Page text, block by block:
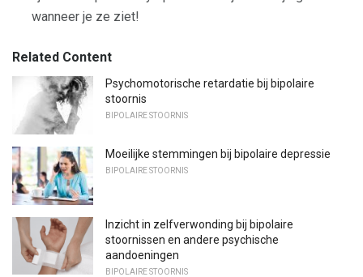
wanneer je ze ziet!
Related Content
Psychomotorische retardatie bij bipolaire
stoornis
BIPOLAIRE STOORNIS
Moeilijke stemmingen bij bipolaire depressie
BIPOLAIRE STOORNIS
Inzicht in zelfverwonding bij bipolaire
stoornissen en andere psychische
aandoeningen
BIPOLAIRE STOORNIS